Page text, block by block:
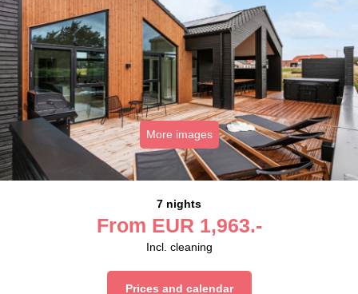
More images
7 nights
From EUR 1,963.-
Incl. cleaning
Prices and calendar